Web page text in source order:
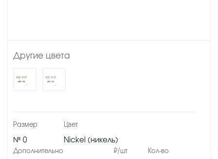
Другие цвета
№ 0 Nickel (никель)